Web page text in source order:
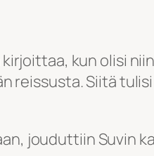
kun olisi
reissusta. Siitä
jouduttiin Suvin